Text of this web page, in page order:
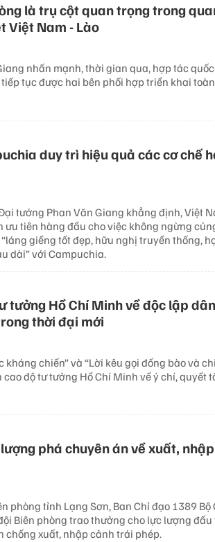
là trụ cột quan trọng trong
Việt Nam - Lào
nhấn mạnh, thời gian qua, hợp tác quốc
tục được hai bên phối hợp triển khai
duy trì hiệu quả các cơ chế
tướng Phan Văn Giang khẳng định, Việt
ưu tiên hàng đầu cho việc không ngừng
giềng tốt đẹp, hữu nghị truyền thống,
dài” với Campuchia.
tưởng Hồ Chí Minh về độc lập
thời đại mới
kháng chiến” và “Lời kêu gọi đồng bào và
độ tư tưởng Hồ Chí Minh về ý chí, quyết
phá chuyên án về xuất, nhập
phòng tỉnh Lạng Sơn, Ban Chỉ đạo 1389 Bộ
Biên phòng trao thưởng cho lực lượng
chống xuất, nhập cảnh trái phép.